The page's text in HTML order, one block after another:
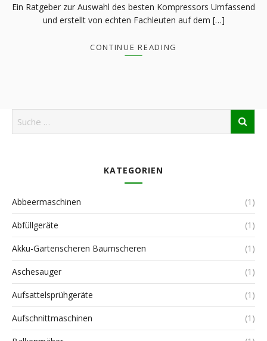
Ein Ratgeber zur Auswahl des besten Kompressors Umfassend
und erstellt von echten Fachleuten auf dem […]
CONTINUE READING
KATEGORIEN
Abbeermaschinen (1)
Abfüllgeräte (1)
Akku-Gartenscheren Baumscheren (1)
Aschesauger (1)
Aufsattelsprühgeräte (1)
Aufschnittmaschinen (1)